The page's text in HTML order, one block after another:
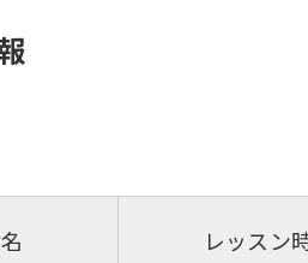
レッスン